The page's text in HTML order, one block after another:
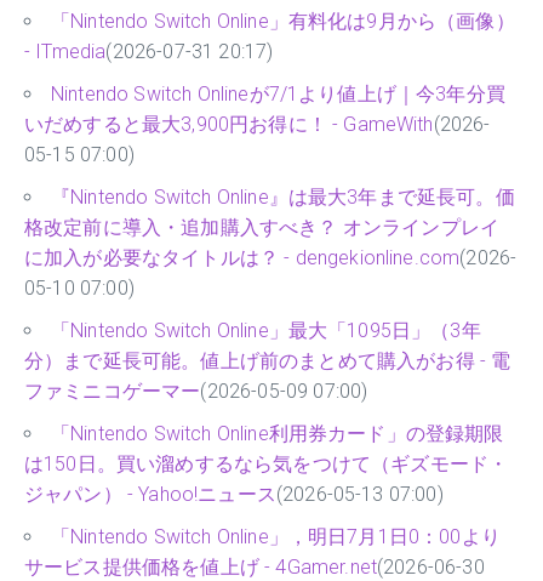
「Nintendo Switch Online」有料化は9月から（画像）
- ITmedia(2026-07-31 20:17)
Nintendo Switch Onlineが7/1より値上げ｜今3年分買
いだめすると最大3,900円お得に！ - GameWith(2026-
05-15 07:00)
『Nintendo Switch Online』は最大3年まで延長可。価
格改定前に導入・追加購入すべき？ オンラインプレイ
に加入が必要なタイトルは？ - dengekionline.com(2026-
05-10 07:00)
「Nintendo Switch Online」最大「1095日」（3年
分）まで延長可能。値上げ前のまとめて購入がお得 - 電
ファミニコゲーマー(2026-05-09 07:00)
「Nintendo Switch Online利用券カード」の登録期限
は150日。買い溜めするなら気をつけて（ギズモード・
ジャパン） - Yahoo!ニュース(2026-05-13 07:00)
「Nintendo Switch Online」，明日7月1日0：00より
サービス提供価格を値上げ - 4Gamer.net(2026-06-30